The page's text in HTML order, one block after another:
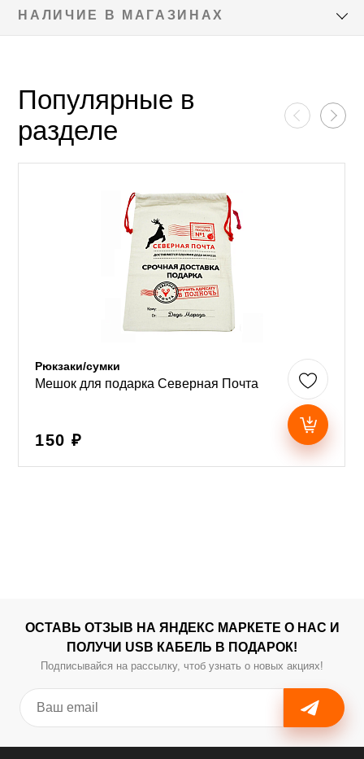
НАЛИЧИЕ В МАГАЗИНАХ
Популярные в
разделе
Рюкзаки/сумки
Мешок для подарка Северная Почта
150 ₽
ОСТАВЬ ОТЗЫВ НА ЯНДЕКС МАРКЕТЕ О НАС И
ПОЛУЧИ USB КАБЕЛЬ В ПОДАРОК!
Подписывайся на рассылку, чтоб узнать о новых акциях!